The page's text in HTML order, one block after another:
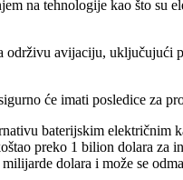
na tehnologije kao što
održivu avijaciju, uključujući
će imati posledice za
baterijskim električnim
preko 1 bilion dolara
dolara i može se